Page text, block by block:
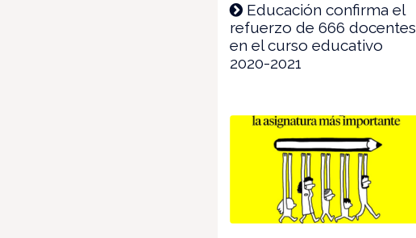
Educación confirma el
refuerzo de 666 docentes
en el curso educativo
2020-2021